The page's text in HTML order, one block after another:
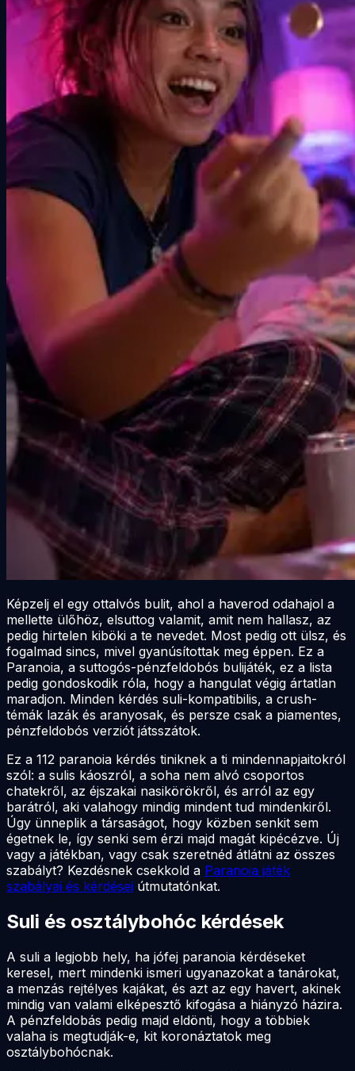
Képzelj el egy ottalvós bulit, ahol a haverod odahajol a
mellette ülőhöz, elsuttog valamit, amit nem hallasz, az
pedig hirtelen kiböki a te nevedet. Most pedig ott ülsz, és
fogalmad sincs, mivel gyanúsítottak meg éppen. Ez a
Paranoia, a suttogós-pénzfeldobós bulijáték, ez a lista
pedig gondoskodik róla, hogy a hangulat végig ártatlan
maradjon. Minden kérdés suli-kompatibilis, a crush-
témák lazák és aranyosak, és persze csak a piamentes,
pénzfeldobós verziót játsszátok.
Ez a 112 paranoia kérdés tiniknek a ti mindennapjaitokról
szól: a sulis káoszról, a soha nem alvó csoportos
chatekről, az éjszakai nasikörökről, és arról az egy
barátról, aki valahogy mindig mindent tud mindenkiről.
Úgy ünneplik a társaságot, hogy közben senkit sem
égetnek le, így senki sem érzi majd magát kipécézve. Új
vagy a játékban, vagy csak szeretnéd átlátni az összes
szabályt? Kezdésnek csekkold a Paranoia játék
szabályai és kérdései útmutatónkat.
Suli és osztálybohóc kérdések
A suli a legjobb hely, ha jófej paranoia kérdéseket
keresel, mert mindenki ismeri ugyanazokat a tanárokat,
a menzás rejtélyes kajákat, és azt az egy havert, akinek
mindig van valami elképesztő kifogása a hiányzó házira.
A pénzfeldobás pedig majd eldönti, hogy a többiek
valaha is megtudják-e, kit koronáztatok meg
osztálybohócnak.